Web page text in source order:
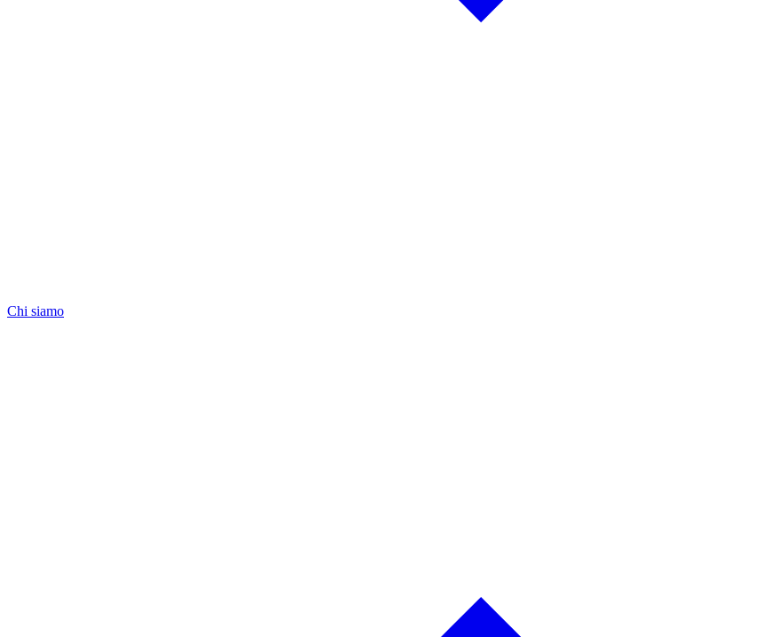
Chi siamo